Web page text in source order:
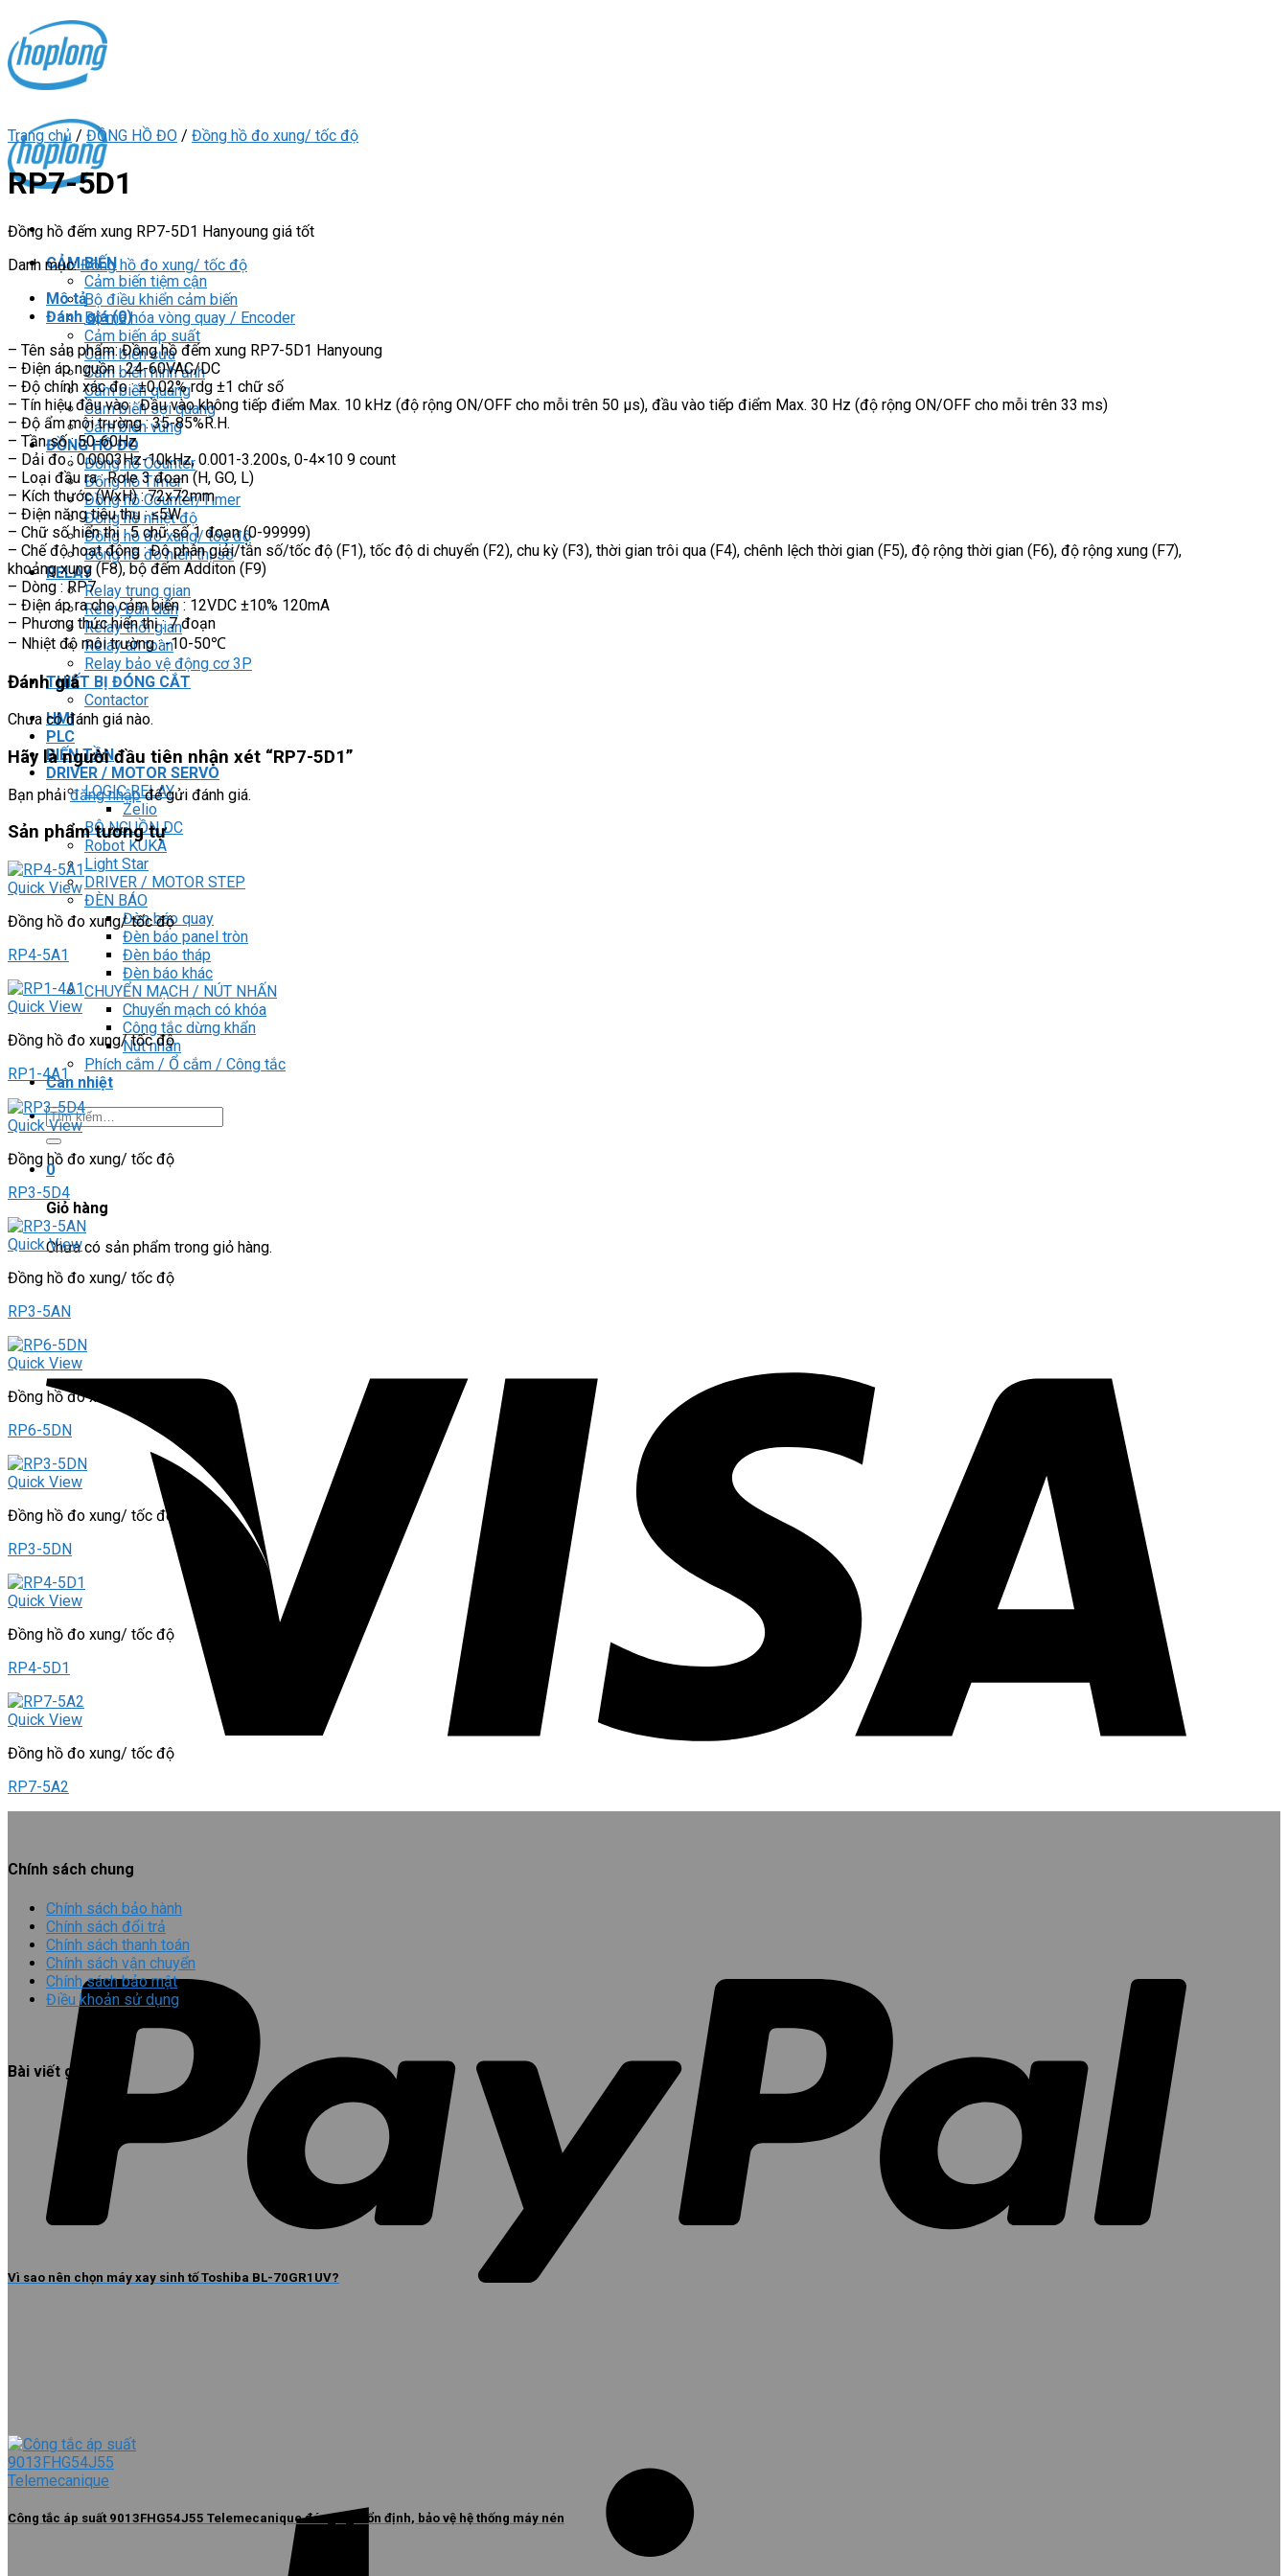
content
CẢM BIẾN
Cảm biến tiệm cận
Bộ điều khiển cảm biến
Bộ mã hóa vòng quay / Encoder
Cảm biến áp suất
Cảm biến cửa
Cảm biến hình ảnh
Cảm biến quang
Cảm biến sợi quang
Cảm biến vùng
ĐỒNG HỒ ĐO
Đồng hồ Counter
Đồng hồ Timer
Đồng hồ Counter/Timer
Đồng hồ nhiệt độ
Đồng hồ đo xung/ tốc độ
Đồng hồ đo hiển thị số
RELAY
Relay trung gian
Relay bán dẫn
Relay thời gian
Relay an toàn
Relay bảo vệ động cơ 3P
THIẾT BỊ ĐÓNG CẮT
Contactor
HMI
PLC
BIẾN TẦN
DRIVER / MOTOR SERVO
LOGIC RELAY
Zelio
BỘ NGUỒN DC
Robot KUKA
Light Star
DRIVER / MOTOR STEP
ĐÈN BÁO
Đèn báo quay
Đèn báo panel tròn
Đèn báo tháp
Đèn báo khác
CHUYỂN MẠCH / NÚT NHẤN
Chuyển mạch có khóa
Công tắc dừng khẩn
Nút nhấn
Phích cắm / Ổ cắm / Công tắc
Can nhiệt
Tìm
kiếm:
0
Giỏ hàng
Chưa có sản phẩm trong giỏ hàng.
Trang chủ / ĐỒNG HỒ ĐO / Đồng hồ đo xung/ tốc độ
RP7-5D1
Đồng hồ đếm xung RP7-5D1 Hanyoung giá tốt
Danh mục:Đồng hồ đo xung/ tốc độ
Mô tả
Đánh giá (0)
– Tên sản phẩm: Đồng hồ đếm xung RP7-5D1 Hanyoung
– Điện áp nguồn : 24-60VAC/DC
– Độ chính xác đo : ±0.02% rdg ±1 chữ số
– Tín hiệu đầu vào : Đầu vào không tiếp điểm Max. 10 kHz (độ rộng ON/OFF cho mỗi trên 50 µs), đầu vào tiếp điểm Max. 30 Hz (độ rộng ON/OFF cho mỗi trên 33 ms)
– Độ ẩm môi trường : 35-85%R.H.
– Tần số : 50-60Hz
– Dải đo : 0.0003Hz-10kHz, 0.001-3.200s, 0-4×10 9 count
– Loại đầu ra : Rơle 3 đoạn (H, GO, L)
– Kích thước (WxH) : 72x72mm
– Điện năng tiêu thụ : ≤5W
– Chữ số hiển thị : 5 chữ số 1 đoạn (0-99999)
– Chế độ hoạt động : Độ phân giải/tần số/tốc độ (F1), tốc độ di chuyển (F2), chu kỳ (F3), thời gian trôi qua (F4), chênh lệch thời gian (F5), độ rộng thời gian (F6), độ rộng xung (F7),
khoảng xung (F8), bộ đếm Additon (F9)
– Dòng : RP7
– Điện áp ra cho cảm biến : 12VDC ±10% 120mA
– Phương thức hiển thị : 7 đoạn
– Nhiệt độ môi trường : -10-50℃
Đánh giá
Chưa có đánh giá nào.
Hãy là người đầu tiên nhận xét “RP7-5D1”
Bạn phảiđăng nhậpđể gửi đánh giá.
Sản phẩm tương tự
Quick View
Đồng hồ đo xung/ tốc độ
RP4-5A1
Quick View
Đồng hồ đo xung/ tốc độ
RP1-4A1
Quick View
Đồng hồ đo xung/ tốc độ
RP3-5D4
Quick View
Đồng hồ đo xung/ tốc độ
RP3-5AN
Quick View
Đồng hồ đo xung/ tốc độ
RP6-5DN
Quick View
Đồng hồ đo xung/ tốc độ
RP3-5DN
Quick View
Đồng hồ đo xung/ tốc độ
RP4-5D1
Quick View
Đồng hồ đo xung/ tốc độ
RP7-5A2
Chính sách chung
Chính sách bảo hành
Chính sách đổi trả
Chính sách thanh toán
Chính sách vận chuyển
Chính sách bảo mật
Điều khoản sử dụng
Bài viết gần đây
Vì sao nên chọn máy xay sinh tố Toshiba BL-70GR1UV?
Công tắc áp suất 9013FHG54J55 Telemecanique đóng ngắt ổn định, bảo vệ hệ thống máy nén